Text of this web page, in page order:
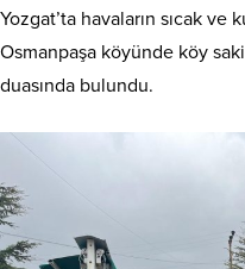
Yozgat’ta havaların sıcak
Osmanpaşa köyünde köy
duasında bulundu.